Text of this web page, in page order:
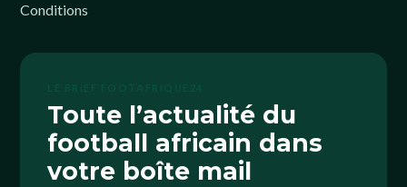
Conditions
Toute l’actualité du
football africain dans
votre boîte mail